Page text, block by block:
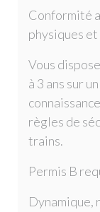
Conformité
physiques
Vous
à 3 ans sur
règles de
trains.
Permis B
Dynamique,